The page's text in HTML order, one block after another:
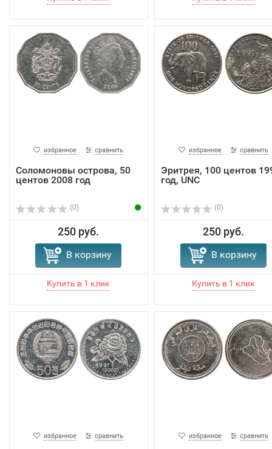
избранное сравнить
Соломоновы острова, 50
центов 2008 год
(0)
250 руб.
В корзину
избранное сравнить
Эритрея, 100 центов
год, UNC
(0)
250 руб.
В корзину
избранное сравнить избранное сравнить